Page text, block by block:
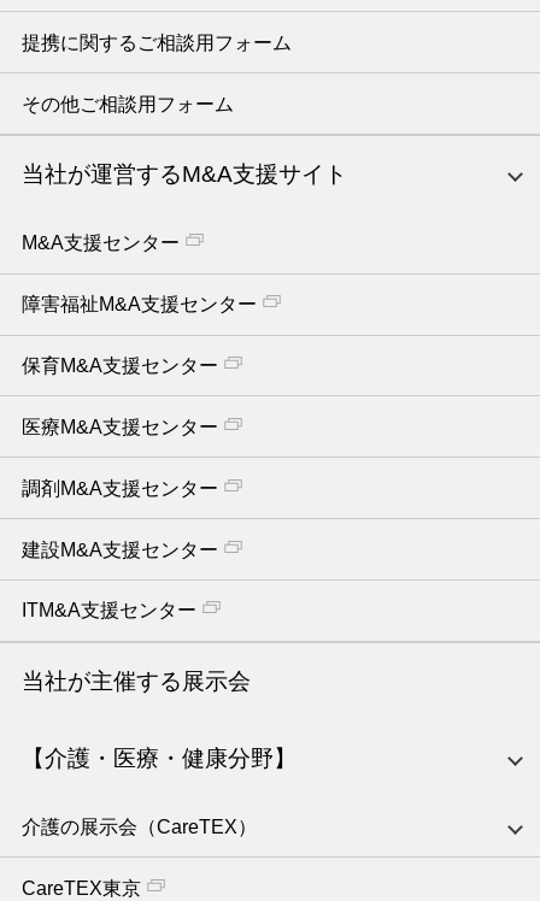
提携に関するご相談用フォーム
その他ご相談用フォーム
当社が運営するM&A支援サイト
M&A支援センター
障害福祉M&A支援センター
保育M&A支援センター
医療M&A支援センター
調剤M&A支援センター
建設M&A支援センター
ITM&A支援センター
当社が主催する展示会
【介護・医療・健康分野】
介護の展示会（CareTEX）
CareTEX東京